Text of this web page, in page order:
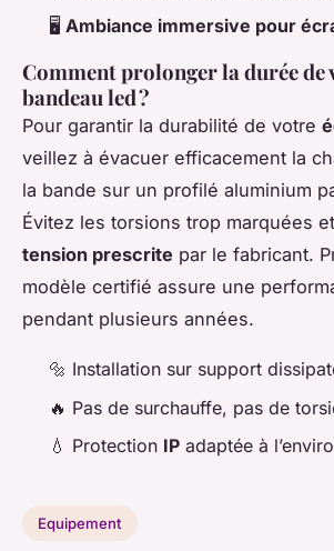
🖥️ Ambiance immersive pour
Comment prolonger la durée de
bandeau led ?
Pour garantir la durabilité de votre
veillez à évacuer efficacement la
la bande sur un profilé aluminium
Évitez les torsions trop marquées
tension prescrite par le fabricant.
modèle certifié assure une
pendant plusieurs années.
🔩 Installation sur support
🔥 Pas de surchauffe, pas de
💧 Protection IP adaptée à
Equipement